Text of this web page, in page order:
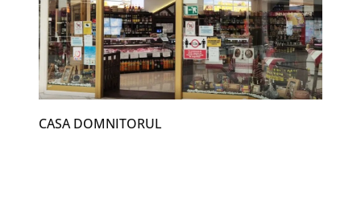
CASA DOMNITORUL